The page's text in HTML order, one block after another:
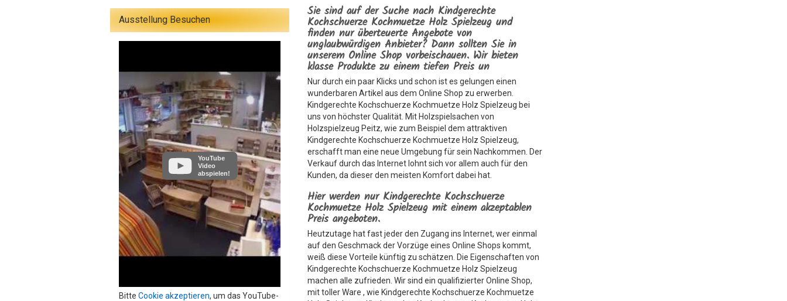
Sie sind auf der Suche nach Kindgerechte
Kochschuerze Kochmuetze Holz Spielzeug und
finden nur überteuerte Angebote von
unglaubwürdigen Anbieter? Dann sollten Sie in
unserem Online Shop vorbeischauen. Wir bieten
klasse Produkte zu einem tiefen Preis un
Nur durch ein paar Klicks und schon ist es gelungen einen
wunderbaren Artikel aus dem Online Shop zu erwerben.
Kindgerechte Kochschuerze Kochmuetze Holz Spielzeug bei
uns von höchster Qualität. Mit Holzspielsachen von
Holzspielzeug Peitz, wie zum Beispiel dem attraktiven
Kindgerechte Kochschuerze Kochmuetze Holz Spielzeug,
erschafft man eine neue Umgebung für sein Nachkommen. Der
Verkauf durch das Internet lohnt sich vor allem auch für den
Kunden, da dieser den meisten Komfort dabei hat.
Hier werden nur Kindgerechte Kochschuerze
Kochmuetze Holz Spielzeug mit einem akzeptablen
Preis angeboten.
Heutzutage hat fast jeder den Zugang ins Internet, wer einmal
auf den Geschmack der Vorzüge eines Online Shops kommt,
weiß diese Vorteile künftig zu schätzen. Die Eigenschaften von
Kindgerechte Kochschuerze Kochmuetze Holz Spielzeug
machen alle zufrieden. Wir sind ein qualifizierter Online Shop,
mit toller Ware , wie Kindgerechte Kochschuerze Kochmuetze
Ausstellung Besuchen
YouTube
Video
abspielen!
Bitte Cookie akzeptieren, um das YouTube-